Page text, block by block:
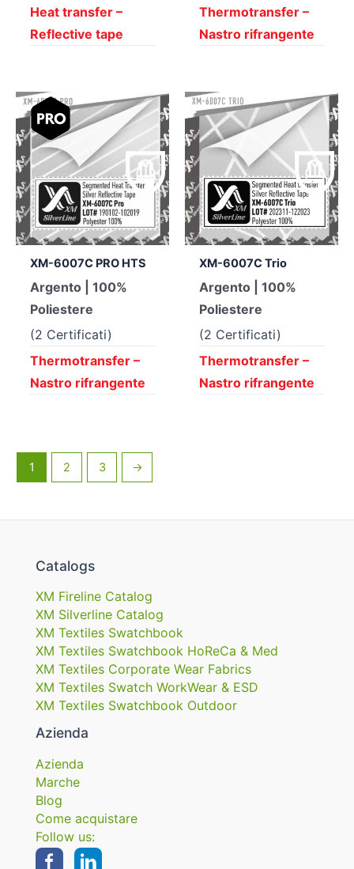
Heat transfer –
Reflective tape
Thermotransfer –
Nastro rifrangente
XM-6007C PRO HTS
Argento | 100%
Poliestere
(2 Certificati)
Thermotransfer –
Nastro rifrangente
XM-6007C Trio
Argento | 100%
Poliestere
(2 Certificati)
Thermotransfer –
Nastro rifrangente
1 2 3 →
Catalogs
XM Fireline Catalog
XM Silverline Catalog
XM Textiles Swatchbook
XM Textiles Swatchbook HoReCa & Med
XM Textiles Corporate Wear Fabrics
XM Textiles Swatch WorkWear & ESD
XM Textiles Swatchbook Outdoor
Azienda
Azienda
Marche
Blog
Come acquistare
Follow us: